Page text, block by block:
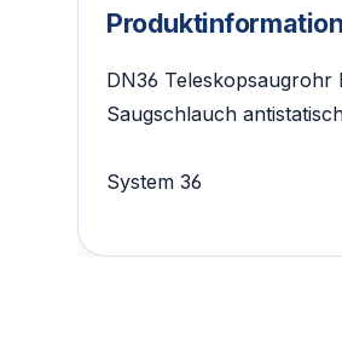
DN36 Teleskopsaugrohr
Saugschlauch
System 36